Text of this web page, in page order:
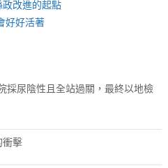
改進的起點
好好活著
採尿陰性且全站過關，最終以地檢
衝擊